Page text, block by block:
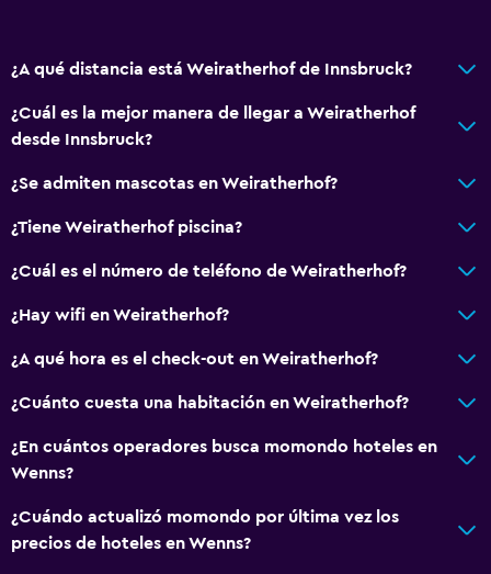
¿A qué distancia está Weiratherhof de Innsbruck?
¿Cuál es la mejor manera de llegar a Weiratherhof
desde Innsbruck?
¿Se admiten mascotas en Weiratherhof?
¿Tiene Weiratherhof piscina?
¿Cuál es el número de teléfono de Weiratherhof?
¿Hay wifi en Weiratherhof?
¿A qué hora es el check-out en Weiratherhof?
¿Cuánto cuesta una habitación en Weiratherhof?
¿En cuántos operadores busca momondo hoteles en
Wenns?
¿Cuándo actualizó momondo por última vez los
precios de hoteles en Wenns?